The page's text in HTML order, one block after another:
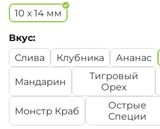
10 х 14 мм
Вкус:
Слива
Клубника Ананас
Мандарин
Тигровый
Орех
Монстр Краб
Острые
Специи